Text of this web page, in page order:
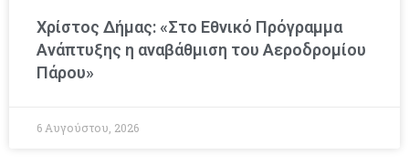
Χρίστος Δήμας: «Στο Εθνικό Πρόγραμμα
Ανάπτυξης η αναβάθμιση του Αεροδρομίου
Πάρου»
6 Αυγούστου, 2026